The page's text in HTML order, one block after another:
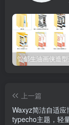
上一篇
Waxyz简洁自适应
typecho主题，轻